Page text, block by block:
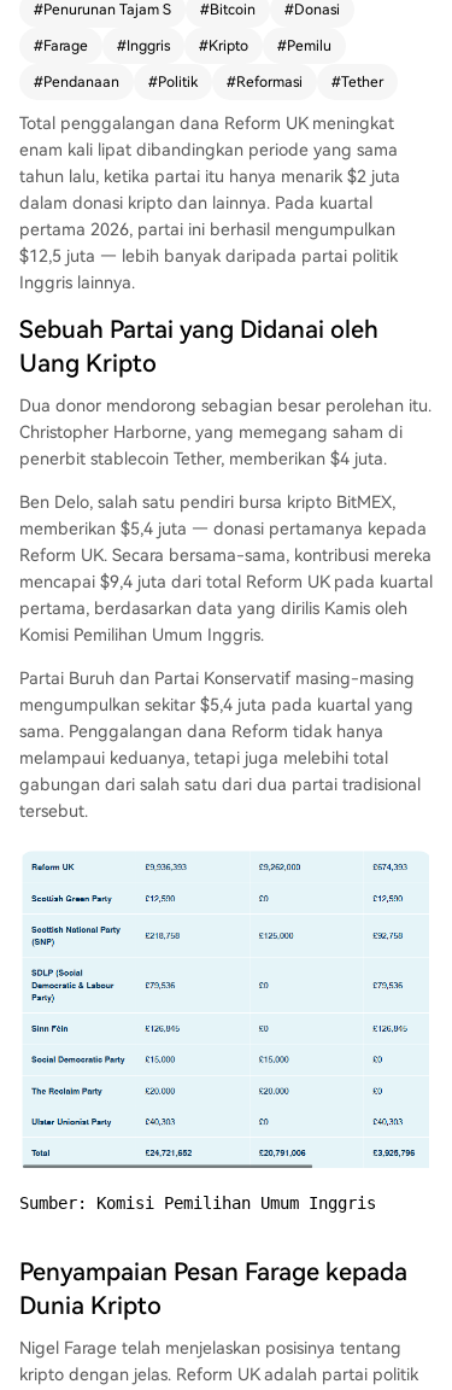
l tersebut, melampaui pendanaan Partai Buruh
dan Konservatif yang masing-masing sekitar $5,
adalah yang pertama di Inggris yang menerima
donasi Bitcoin. Farage mengusulkan pemotonga
n pajak capital gains kripto dari 24% menjadi 1
0% dan mendorong Bank of England membang
un cadangan Bitcoin. Selain donasi partai, Harb
orne juga memberikan hadiah pribadi $6,7 juta
kepada Farage, yang kini sedang diselidiki oleh
arasi. Data Komisi Pemilihan menunjukkan penin
gkatan tajam donasi politik secara nasional, den
orong utama.
#Penurunan Tajam S #Bitcoin #Donasi
#Farage #Inggris #Kripto #Pemilu
#Pendanaan #Politik #Reformasi #Tether
Total penggalangan dana Reform UK meningkat
enam kali lipat dibandingkan periode yang sama
tahun lalu, ketika partai itu hanya menarik $2 juta
dalam donasi kripto dan lainnya. Pada kuartal
pertama 2026, partai ini berhasil mengumpulkan
$12,5 juta — lebih banyak daripada partai politik
Inggris lainnya.
Sebuah Partai yang Didanai oleh
Uang Kripto
Dua donor mendorong sebagian besar perolehan itu.
Christopher Harborne, yang memegang saham di
penerbit stablecoin Tether, memberikan $4 juta.
Ben Delo, salah satu pendiri bursa kripto BitMEX,
memberikan $5,4 juta — donasi pertamanya kepada
Reform UK. Secara bersama-sama, kontribusi mereka
mencapai $9,4 juta dari total Reform UK pada kuartal
pertama, berdasarkan data yang dirilis Kamis oleh
Komisi Pemilihan Umum Inggris.
Partai Buruh dan Partai Konservatif masing-masing
mengumpulkan sekitar $5,4 juta pada kuartal yang
sama. Penggalangan dana Reform tidak hanya
melampaui keduanya, tetapi juga melebihi total
gabungan dari salah satu dari dua partai tradisional
tersebut.
Sumber: Komisi Pemilihan Umum Inggris
Penyampaian Pesan Farage kepada
Dunia Kripto
Nigel Farage telah menjelaskan posisinya tentang
kripto dengan jelas. Reform UK adalah partai politik